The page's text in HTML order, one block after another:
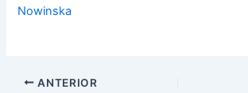
Nowinska
ANTERIOR